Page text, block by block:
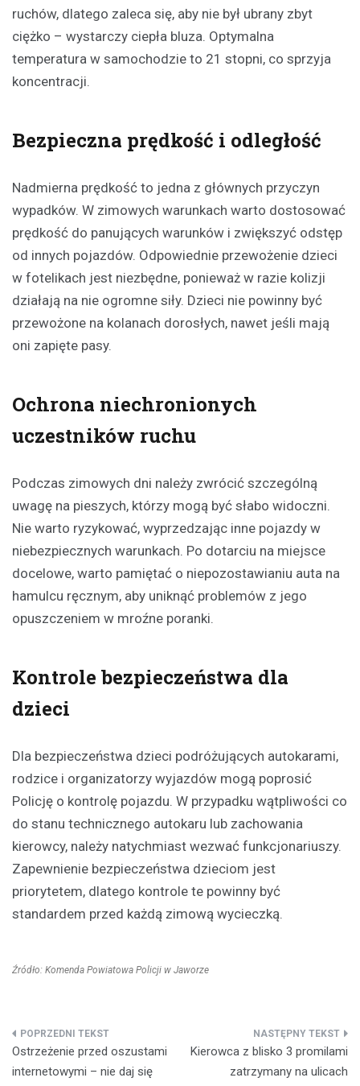
ruchów, dlatego zaleca się, aby nie był ubrany zbyt
ciężko – wystarczy ciepła bluza. Optymalna
temperatura w samochodzie to 21 stopni, co sprzyja
koncentracji.
Bezpieczna prędkość i odległość
Nadmierna prędkość to jedna z głównych przyczyn
wypadków. W zimowych warunkach warto dostosować
prędkość do panujących warunków i zwiększyć odstęp
od innych pojazdów. Odpowiednie przewożenie dzieci
w fotelikach jest niezbędne, ponieważ w razie kolizji
działają na nie ogromne siły. Dzieci nie powinny być
przewożone na kolanach dorosłych, nawet jeśli mają
oni zapięte pasy.
Ochrona niechronionych
uczestników ruchu
Podczas zimowych dni należy zwrócić szczególną
uwagę na pieszych, którzy mogą być słabo widoczni.
Nie warto ryzykować, wyprzedzając inne pojazdy w
niebezpiecznych warunkach. Po dotarciu na miejsce
docelowe, warto pamiętać o niepozostawianiu auta na
hamulcu ręcznym, aby uniknąć problemów z jego
opuszczeniem w mroźne poranki.
Kontrole bezpieczeństwa dla
dzieci
Dla bezpieczeństwa dzieci podróżujących autokarami,
rodzice i organizatorzy wyjazdów mogą poprosić
Policję o kontrolę pojazdu. W przypadku wątpliwości co
do stanu technicznego autokaru lub zachowania
kierowcy, należy natychmiast wezwać funkcjonariuszy.
Zapewnienie bezpieczeństwa dzieciom jest
priorytetem, dlatego kontrole te powinny być
standardem przed każdą zimową wycieczką.
Źródło: Komenda Powiatowa Policji w Jaworze
Nawigacja
wpisu
Ostrzeżenie przed oszustami
internetowymi – nie daj się
Kierowca z blisko 3 promilami
zatrzymany na ulicach